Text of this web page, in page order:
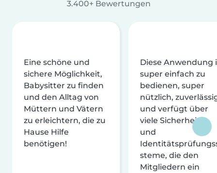
3.400+ Bewertungen
Eine schöne und
sichere Möglichkeit,
Babysitter zu finden
und den Alltag von
Müttern und Vätern
zu erleichtern, die zu
Hause Hilfe
benötigen!
Diese Anwendung
super einfach zu
bedienen, super
nützlich,
und verfügt über
viele Sicherheits-
und
steme, die den
Mitgliedern ein